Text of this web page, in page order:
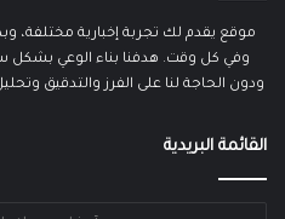
موقع يقدم لك تجربة إخبارية مختلفة،
وفي كل وقت. هدفنا بناء الوعي بشكل
ودون الحاجة لنا على الفرز والتدقيق
القائمة البريدية